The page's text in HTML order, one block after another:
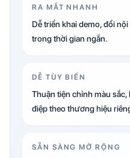
RA MẮT NHANH
Dễ triển khai demo, đổi
trong thời gian ngắn.
DỄ TÙY BIẾN
Thuận tiện chỉnh màu
điệp theo thương hiệu
SẴN SÀNG MỞ RỘNG